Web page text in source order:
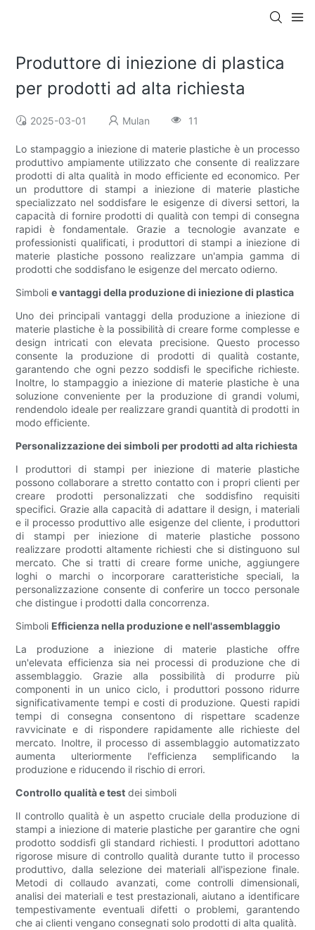
Produttore di iniezione di plastica
per prodotti ad alta richiesta
2025-03-01 Mulan 11
Lo stampaggio a iniezione di materie plastiche è un processo
produttivo ampiamente utilizzato che consente di realizzare
prodotti di alta qualità in modo efficiente ed economico. Per
un produttore di stampi a iniezione di materie plastiche
specializzato nel soddisfare le esigenze di diversi settori, la
capacità di fornire prodotti di qualità con tempi di consegna
rapidi è fondamentale. Grazie a tecnologie avanzate e
professionisti qualificati, i produttori di stampi a iniezione di
materie plastiche possono realizzare un'ampia gamma di
prodotti che soddisfano le esigenze del mercato odierno.
Simbolie vantaggi della produzione di iniezione di plastica
Uno dei principali vantaggi della produzione a iniezione di
materie plastiche è la possibilità di creare forme complesse e
design intricati con elevata precisione. Questo processo
consente la produzione di prodotti di qualità costante,
garantendo che ogni pezzo soddisfi le specifiche richieste.
Inoltre, lo stampaggio a iniezione di materie plastiche è una
soluzione conveniente per la produzione di grandi volumi,
rendendolo ideale per realizzare grandi quantità di prodotti in
modo efficiente.
Personalizzazione dei simboli per prodotti ad alta richiesta
I produttori di stampi per iniezione di materie plastiche
possono collaborare a stretto contatto con i propri clienti per
creare prodotti personalizzati che soddisfino requisiti
specifici. Grazie alla capacità di adattare il design, i materiali
e il processo produttivo alle esigenze del cliente, i produttori
di stampi per iniezione di materie plastiche possono
realizzare prodotti altamente richiesti che si distinguono sul
mercato. Che si tratti di creare forme uniche, aggiungere
loghi o marchi o incorporare caratteristiche speciali, la
personalizzazione consente di conferire un tocco personale
che distingue i prodotti dalla concorrenza.
Simboli Efficienza nella produzione e nell'assemblaggio
La produzione a iniezione di materie plastiche offre
un'elevata efficienza sia nei processi di produzione che di
assemblaggio. Grazie alla possibilità di produrre più
componenti in un unico ciclo, i produttori possono ridurre
significativamente tempi e costi di produzione. Questi rapidi
tempi di consegna consentono di rispettare scadenze
ravvicinate e di rispondere rapidamente alle richieste del
mercato. Inoltre, il processo di assemblaggio automatizzato
aumenta ulteriormente l'efficienza semplificando la
produzione e riducendo il rischio di errori.
Controllo qualità e test dei simboli
Il controllo qualità è un aspetto cruciale della produzione di
stampi a iniezione di materie plastiche per garantire che ogni
prodotto soddisfi gli standard richiesti. I produttori adottano
rigorose misure di controllo qualità durante tutto il processo
produttivo, dalla selezione dei materiali all'ispezione finale.
Metodi di collaudo avanzati, come controlli dimensionali,
analisi dei materiali e test prestazionali, aiutano a identificare
tempestivamente eventuali difetti o problemi, garantendo
che ai clienti vengano consegnati solo prodotti di alta qualità.